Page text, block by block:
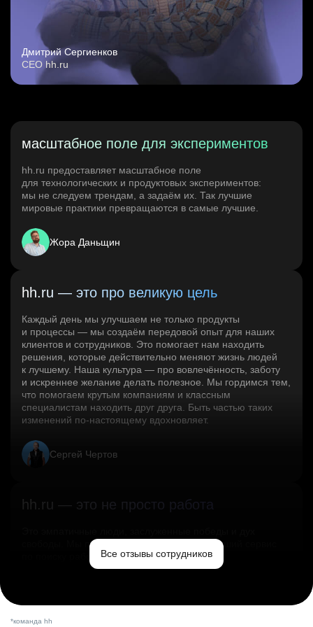
Дмитрий Сергиенков
CEO hh.ru
масштабное поле для экспериментов
hh.ru предоставляет масштабное поле
для технологических и продуктовых экспериментов:
мы не следуем трендам, а задаём их. Так лучшие
мировые практики превращаются в самые лучшие.
Жора Даньщин
hh.ru — это про великую цель
Каждый день мы улучшаем не только продукты
и процессы — мы создаём передовой опыт для наших
клиентов и сотрудников. Это помогает нам находить
решения, которые действительно меняют жизнь людей
к лучшему. Наша культура — про вовлечённость, заботу
и искреннее желание делать полезное. Мы гордимся тем,
что помогаем крутым компаниям и классным
специалистам находить друг друга. Быть частью таких
изменений по‑настоящему вдохновляет.
Сергей Чертов
hh.ru — это не просто работа
свободы. Мы помогаем миру и создаём лучший сервис
по поиску работы в стране.Все отзывы сотрудников
*команда hh